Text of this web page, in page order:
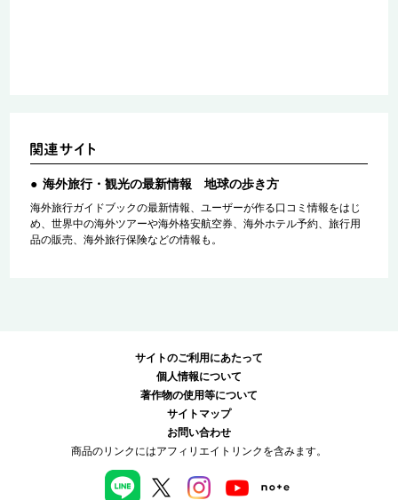
海外旅行・観光の最新情報 地球の歩き方
海外旅行ガイドブックの最新情報、ユーザーが作る口コミ情報をはじ
め、世界中の海外ツアーや海外格安航空券、海外ホテル予約、旅行用
品の販売、海外旅行保険などの情報も。
サイトのご利用にあたって
個人情報について
著作物の使用等について
サイトマップ
お問い合わせ
商品のリンクにはアフィリエイトリンクを含みます。